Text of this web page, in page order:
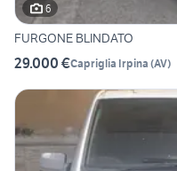
6
FURGONE BLINDATO
29.000 €Capriglia Irpina (AV)